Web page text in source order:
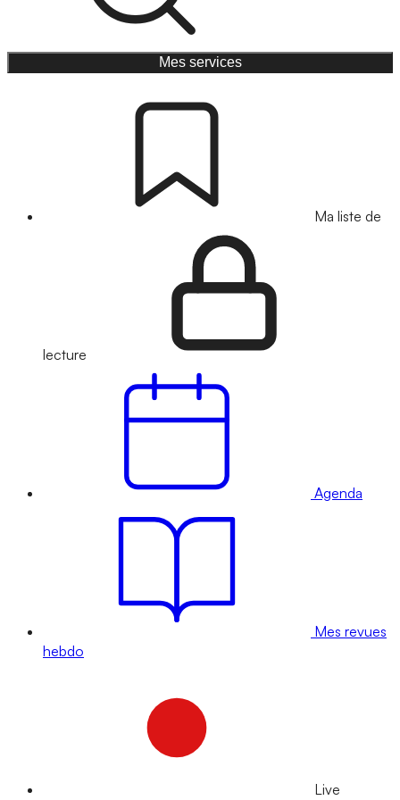
Mes services
Ma liste de
lecture
Agenda
Mes revues
hebdo
Live